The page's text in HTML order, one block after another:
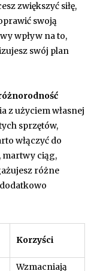
zwiększyć siłę,
swoją
wpływ na to,
swój plan
z użyciem własnej
sprzętów,
włączyć do
martwy ciąg,
różne
Korzyści
Wzmacniają